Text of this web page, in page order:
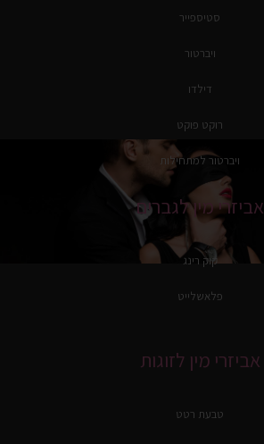
סטיספייר
ויברטור
דילדו
רוקט פוקט
ויברטור למתחילות
אביזרי מין לגברים
קוק רינג
פלאשלייט
אביזרי מין לזוגות
טבעת רטט